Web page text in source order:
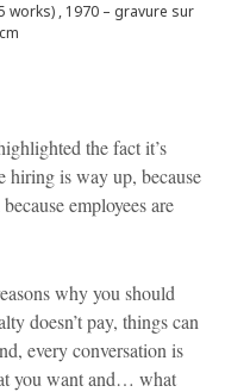
works) , 1970 – gravure sur
the fact it’s
hiring is way up, because
employees are
why you should
doesn’t pay, things can
every conversation is
you want and… what